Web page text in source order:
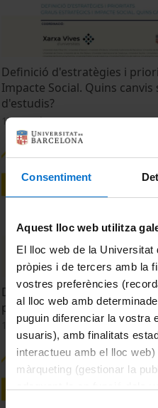
Consentiment
Aquest lloc web utilitza
El lloc web de la Universitat
pròpies i de tercers amb la
vostres preferències
al lloc web amb
puguin diferenciar la vostra
usuaris), amb finalitats
interactueu amb el lloc
màrqueting (gestionar la
Definició d'estratègies i
Impacte Social. Quins
d'estudis?
17 March, 2026
Definició d'estratègies i
publicació.
17 March, 2026